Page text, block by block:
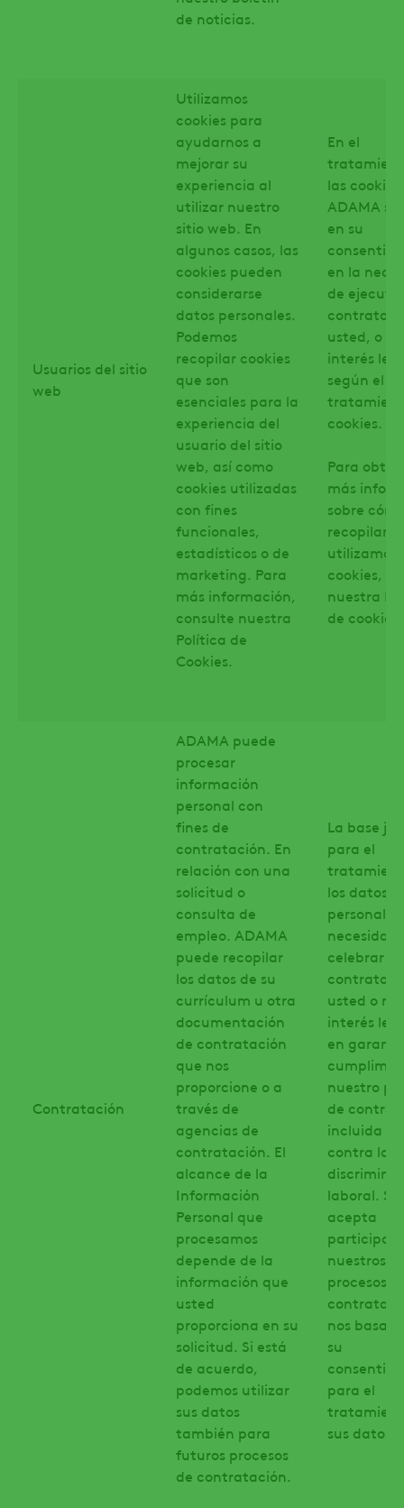
de noticias.
Usuarios del sitio
web
Utilizamos
cookies para
ayudarnos a
mejorar su
experiencia al
utilizar nuestro
sitio web. En
algunos casos, las
cookies pueden
considerarse
datos personales.
Podemos
recopilar cookies
que son
esenciales para la
experiencia del
usuario del sitio
web, así como
cookies utilizadas
con fines
funcionales,
estadísticos o de
marketing. Para
más información,
consulte nuestra
Política de
Cookies.
En el
las cookies,
ADAMA se
en su
en la
de
contrato
usted, o
interés
según el
cookies.
Para
más
sobre
utilizamos
cookies,
nuestra
de cookies
Contratación
ADAMA puede
procesar
información
personal con
fines de
contratación. En
relación con una
solicitud o
consulta de
empleo. ADAMA
puede recopilar
los datos de su
currículum u otra
documentación
de contratación
que nos
proporcione o a
través de
agencias de
contratación. El
alcance de la
Información
Personal que
procesamos
depende de la
información que
usted
proporciona en su
solicitud. Si está
de acuerdo,
podemos utilizar
sus datos
también para
futuros procesos
de contratación.
La base
para el
los datos
personales
necesidad
celebrar
contrato
usted o
interés
en
nuestro
de
incluida la
contra la
laboral. Si
acepta
participar
nuestros
procesos
nos
su
para el
sus datos.